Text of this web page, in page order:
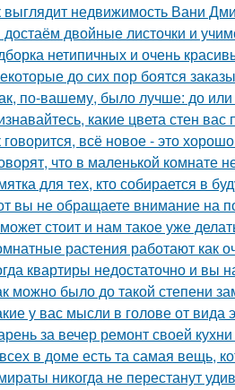
выглядит недвижимость Вани
двойные листочки и
нетипичных и очень
до сих пор боятся
по-вашему, было лучше: до или
какие цвета стен
говорится, всё новое - это
что в маленькой комнате
для тех, кто собирается в
вы не обращаете внимание на
стоит и нам такое уже
растения работают как
квартиры недостаточно и вы
можно было до такой степени
у вас мысли в голове от вида
за вечер ремонт своей
в доме есть та самая вещь,
никогда не перестанут